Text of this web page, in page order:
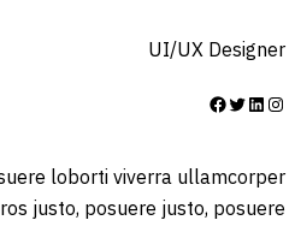
UI/UX Designer
إنستجرام لينكد إن تويتر فيسبوك
loborti viverra ullamcorper
justo, posuere justo, posuere.